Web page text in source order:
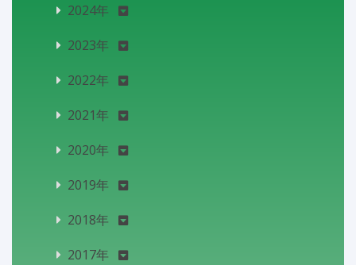
2024年
2023年
2022年
2021年
2020年
2019年
2018年
2017年